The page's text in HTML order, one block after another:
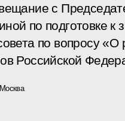
с
по подготовке к
по вопросу
Российской
Москва